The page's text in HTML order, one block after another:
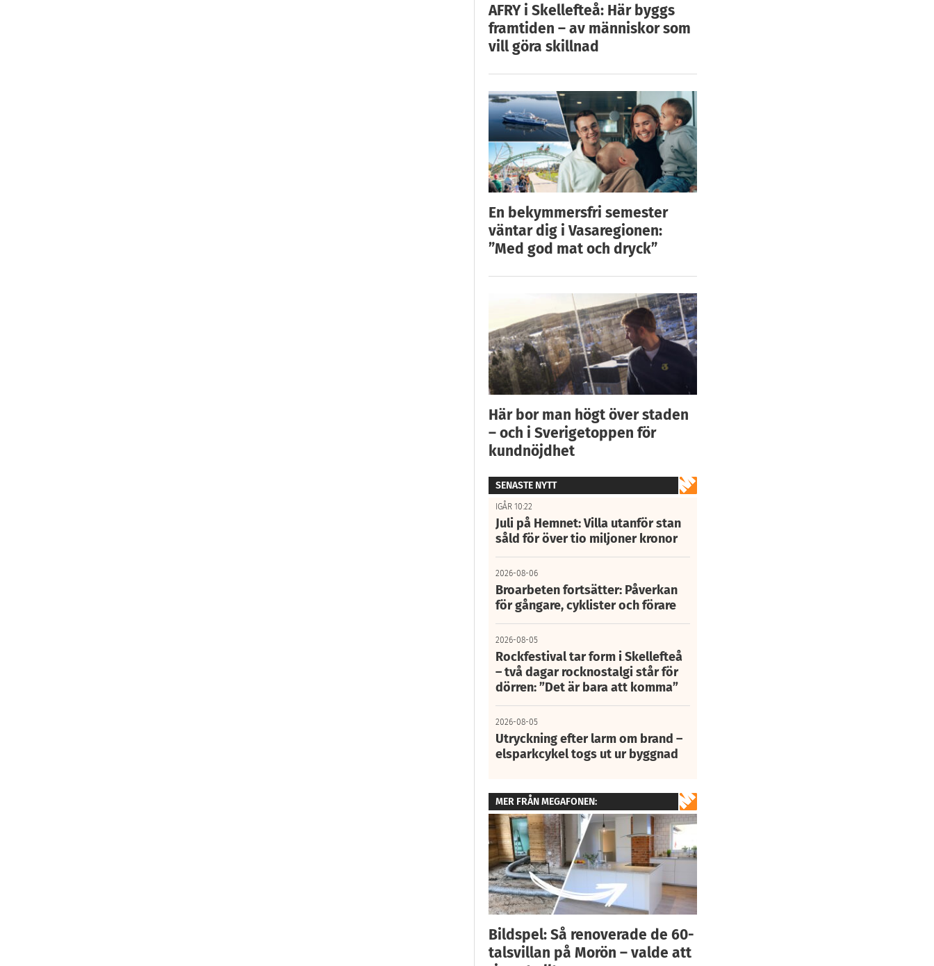
AFRY i Skellefteå: Här byggs
framtiden – av människor som
vill göra skillnad
En bekymmersfri semester
väntar dig i Vasaregionen:
”Med god mat och dryck”
Här bor man högt över staden
– och i Sverigetoppen för
kundnöjdhet
SENASTE NYTT
IGÅR 10:22
Juli på Hemnet: Villa utanför stan
såld för över tio miljoner kronor
2026-08-06
Broarbeten fortsätter: Påverkan
för gångare, cyklister och förare
2026-08-05
Rockfestival tar form i Skellefteå
– två dagar rocknostalgi står för
dörren: ”Det är bara att komma”
2026-08-05
Utryckning efter larm om brand –
elsparkcykel togs ut ur byggnad
MER FRÅN MEGAFONEN:
Bildspel: Så renoverade de 60-
talsvillan på Morön – valde att